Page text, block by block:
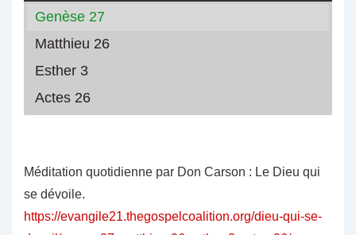
Genèse 27
Matthieu 26
Esther 3
Actes 26
Méditation quotidienne par Don Carson : Le Dieu qui
se dévoile.
https://evangile21.thegospelcoalition.org/dieu-qui-se-